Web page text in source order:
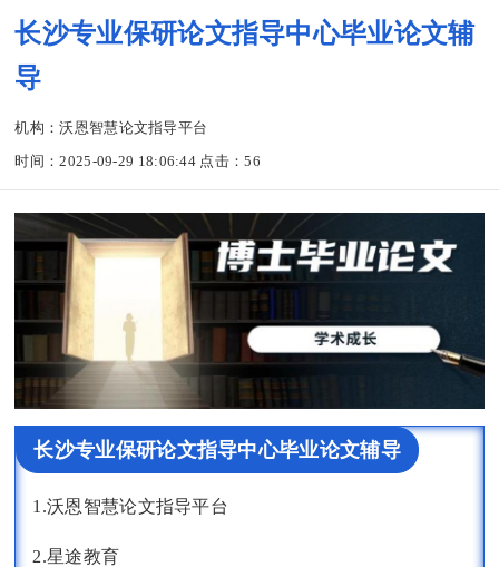
长沙专业保研论文指导中心毕业论文辅
导
机构：沃恩智慧论文指导平台
时间：2025-09-29 18:06:44 点击：56
长沙专业保研论文指导中心毕业论文辅导
1.沃恩智慧论文指导平台
2.星途教育